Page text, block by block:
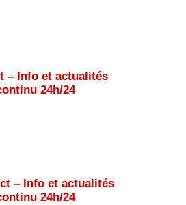
– Info et actualités
24h/24
– Info et actualités
24h/24